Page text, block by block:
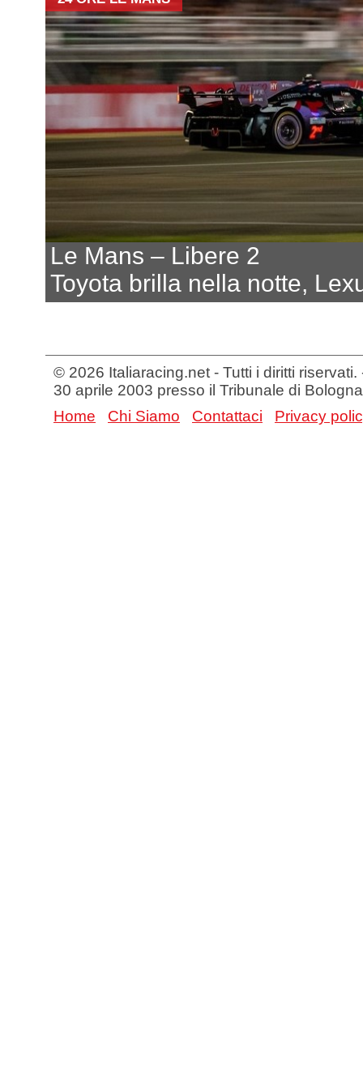
Le Mans – Libere 2
Toyota brilla nella notte,
© 2026 Italiaracing.net - Tutti i diritti
30 aprile 2003 presso il Tribunale di Bologna
Home
Chi Siamo Contattaci Privacy